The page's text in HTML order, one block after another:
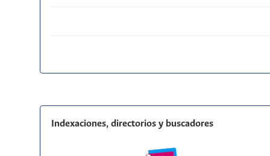
Indexaciones, directorios y buscadores